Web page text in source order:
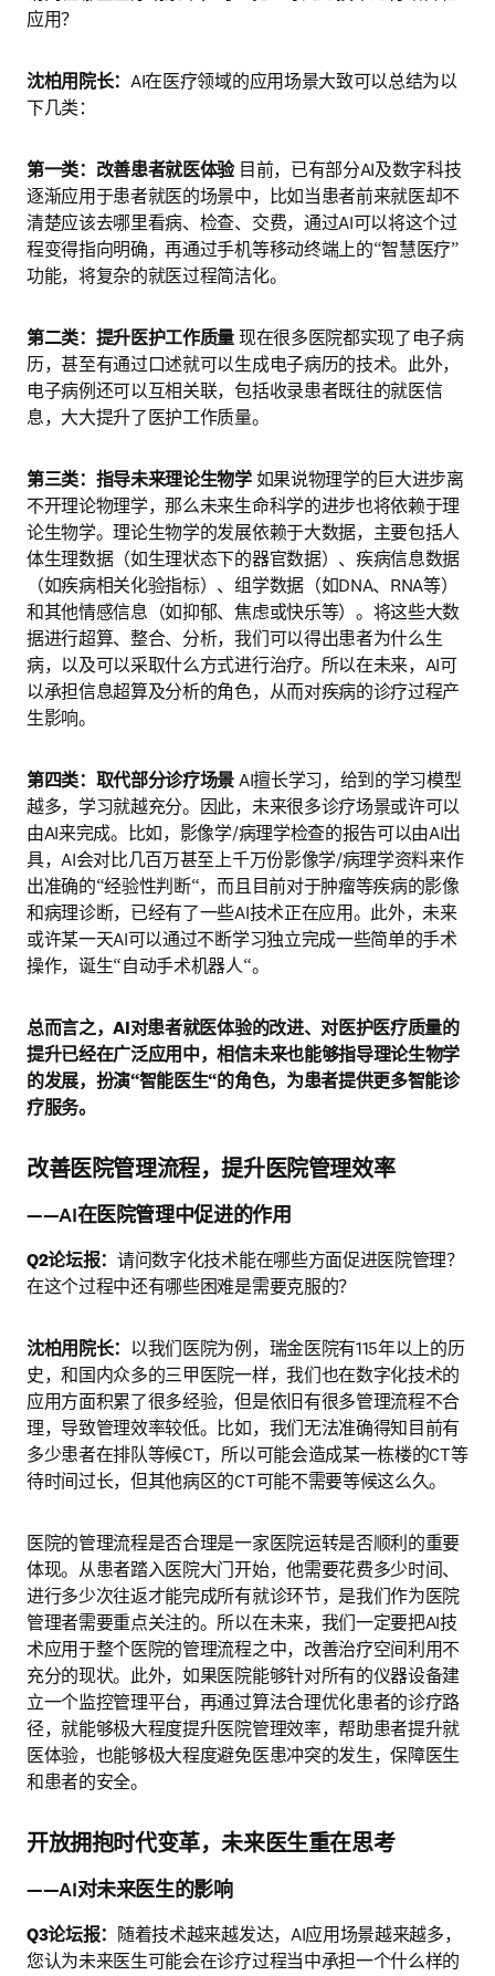
应用？
沈柏用院长：AI在医疗领域的应用场景大致可以总结为以
下几类：
第一类：改善患者就医体验 目前，已有部分AI及数字科技
逐渐应用于患者就医的场景中，比如当患者前来就医却不
清楚应该去哪里看病、检查、交费，通过AI可以将这个过
程变得指向明确，再通过手机等移动终端上的“智慧医疗”
功能，将复杂的就医过程简洁化。
第二类：提升医护工作质量 现在很多医院都实现了电子病
历，甚至有通过口述就可以生成电子病历的技术。此外，
电子病例还可以互相关联，包括收录患者既往的就医信
息，大大提升了医护工作质量。
第三类：指导未来理论生物学 如果说物理学的巨大进步离
不开理论物理学，那么未来生命科学的进步也将依赖于理
论生物学。理论生物学的发展依赖于大数据，主要包括人
体生理数据（如生理状态下的器官数据）、疾病信息数据
（如疾病相关化验指标）、组学数据（如DNA、RNA等）
和其他情感信息（如抑郁、焦虑或快乐等）。将这些大数
据进行超算、整合、分析，我们可以得出患者为什么生
病，以及可以采取什么方式进行治疗。所以在未来，AI可
以承担信息超算及分析的角色，从而对疾病的诊疗过程产
生影响。
第四类：取代部分诊疗场景 AI擅长学习，给到的学习模型
越多，学习就越充分。因此，未来很多诊疗场景或许可以
由AI来完成。比如，影像学/病理学检查的报告可以由AI出
具，AI会对比几百万甚至上千万份影像学/病理学资料来作
出准确的“经验性判断“，而且目前对于肿瘤等疾病的影像
和病理诊断，已经有了一些AI技术正在应用。此外，未来
或许某一天AI可以通过不断学习独立完成一些简单的手术
操作，诞生“自动手术机器人“。
总而言之，AI对患者就医体验的改进、对医护医疗质量的
提升已经在广泛应用中，相信未来也能够指导理论生物学
的发展，扮演“智能医生“的角色，为患者提供更多智能诊
疗服务。
改善医院管理流程，提升医院管理效率
——AI在医院管理中促进的作用
Q2论坛报：请问数字化技术能在哪些方面促进医院管理？
在这个过程中还有哪些困难是需要克服的？
沈柏用院长： 以我们医院为例，瑞金医院有115年以上的历
史，和国内众多的三甲医院一样，我们也在数字化技术的
应用方面积累了很多经验，但是依旧有很多管理流程不合
理，导致管理效率较低。比如，我们无法准确得知目前有
多少患者在排队等候CT，所以可能会造成某一栋楼的CT等
待时间过长，但其他病区的CT可能不需要等候这么久。
医院的管理流程是否合理是一家医院运转是否顺利的重要
体现。从患者踏入医院大门开始，他需要花费多少时间、
进行多少次往返才能完成所有就诊环节，是我们作为医院
管理者需要重点关注的。所以在未来，我们一定要把AI技
术应用于整个医院的管理流程之中，改善治疗空间利用不
充分的现状。此外，如果医院能够针对所有的仪器设备建
立一个监控管理平台，再通过算法合理优化患者的诊疗路
径，就能够极大程度提升医院管理效率，帮助患者提升就
医体验，也能够极大程度避免医患冲突的发生，保障医生
和患者的安全。
开放拥抱时代变革，未来医生重在思考
——AI对未来医生的影响
Q3论坛报： 随着技术越来越发达，AI应用场景越来越多，
您认为未来医生可能会在诊疗过程当中承担一个什么样的